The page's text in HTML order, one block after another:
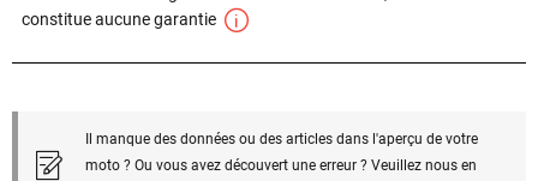
constitue aucune garantie
Il manque des données ou des articles dans l'aperçu de votre
moto ? Ou vous avez découvert une erreur ? Veuillez nous en